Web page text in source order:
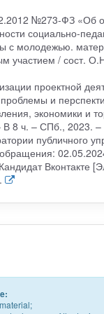
№273-ФЗ «Об
социально-
с молодежью.
участием / сост.
проектной
и
экономики и
8 ч. – СПб., 2023.
публичного
Вконтакте